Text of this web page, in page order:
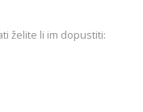
želite li im dopustiti: